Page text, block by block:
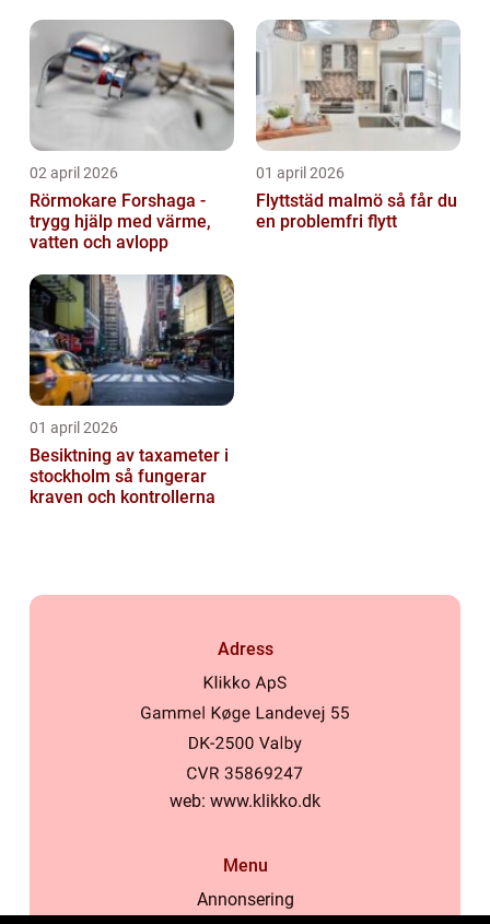
02 april 2026
Rörmokare Forshaga -
trygg hjälp med värme,
vatten och avlopp
01 april 2026
Flyttstäd malmö så får du
en problemfri flytt
01 april 2026
Besiktning av taxameter i
stockholm så fungerar
kraven och kontrollerna
Adress
web: www.klikko.dk
Menu
Annonsering